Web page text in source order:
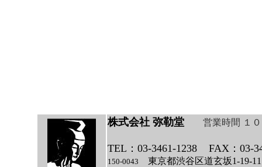
株式会社 弥勒堂 営業時間 １
TEL：03-3461-1238 FAX：03-
150-0043
東京都渋谷区道玄坂1-